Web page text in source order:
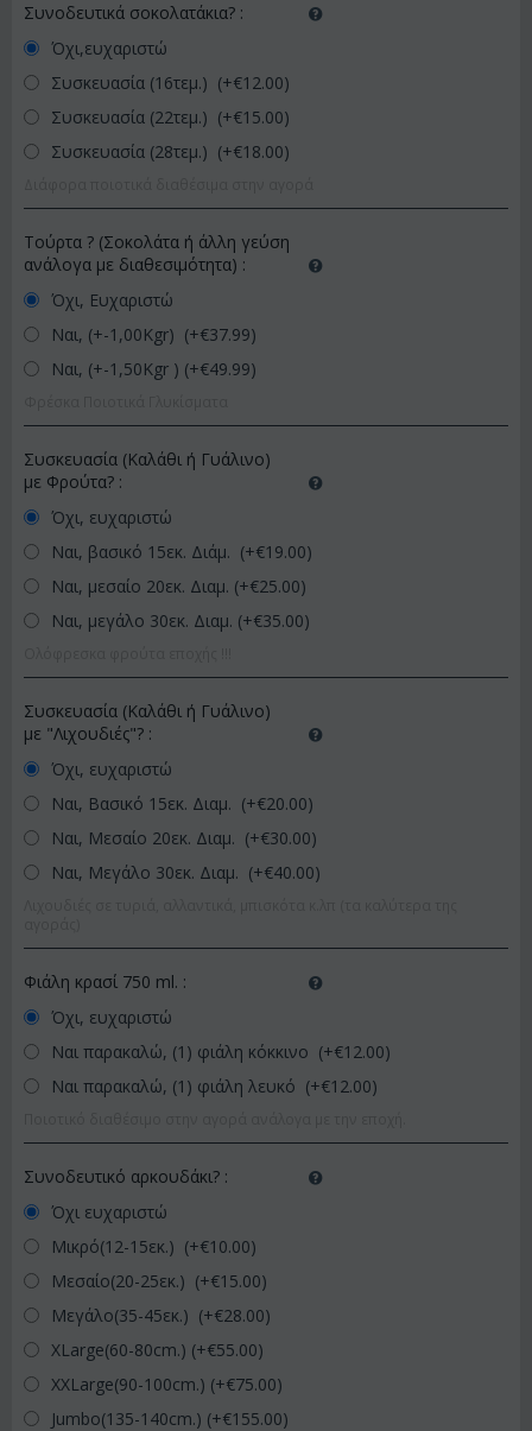
Συνοδευτικά σοκολατάκια? :
Όχι,ευχαριστώ
Συσκευασία (16τεμ.) (+€12.00)
Συσκευασία (22τεμ.) (+€15.00)
Συσκευασία (28τεμ.) (+€18.00)
Τούρτα ? (Σοκολάτα ή άλλη γεύση
ανάλογα με διαθεσιμότητα) :
Όχι, Ευχαριστώ
Ναι, (+-1,00Kgr) (+€37.99)
Ναι, (+-1,50Kgr ) (+€49.99)
Συσκευασία (Καλάθι ή Γυάλινο)
με Φρούτα? :
Όχι, ευχαριστώ
Ναι, βασικό 15εκ. Διάμ. (+€19.00)
Ναι, μεσαίο 20εκ. Διαμ. (+€25.00)
Ναι, μεγάλο 30εκ. Διαμ. (+€35.00)
Συσκευασία (Καλάθι ή Γυάλινο)
με "Λιχουδιές"? :
Όχι, ευχαριστώ
Ναι, Βασικό 15εκ. Διαμ. (+€20.00)
Ναι, Μεσαίο 20εκ. Διαμ. (+€30.00)
Ναι, Μεγάλο 30εκ. Διαμ. (+€40.00)
Φιάλη κρασί 750 ml. :
Όχι, ευχαριστώ
Ναι παρακαλώ, (1) φιάλη κόκκινο (+€12.00)
Ναι παρακαλώ, (1) φιάλη λευκό (+€12.00)
Συνοδευτικό αρκουδάκι? :
Όχι ευχαριστώ
Μικρό(12-15εκ.) (+€10.00)
Μεσαίο(20-25εκ.) (+€15.00)
Μεγάλο(35-45εκ.) (+€28.00)
XLarge(60-80cm.) (+€55.00)
XXLarge(90-100cm.) (+€75.00)
Jumbo(135-140cm.) (+€155.00)